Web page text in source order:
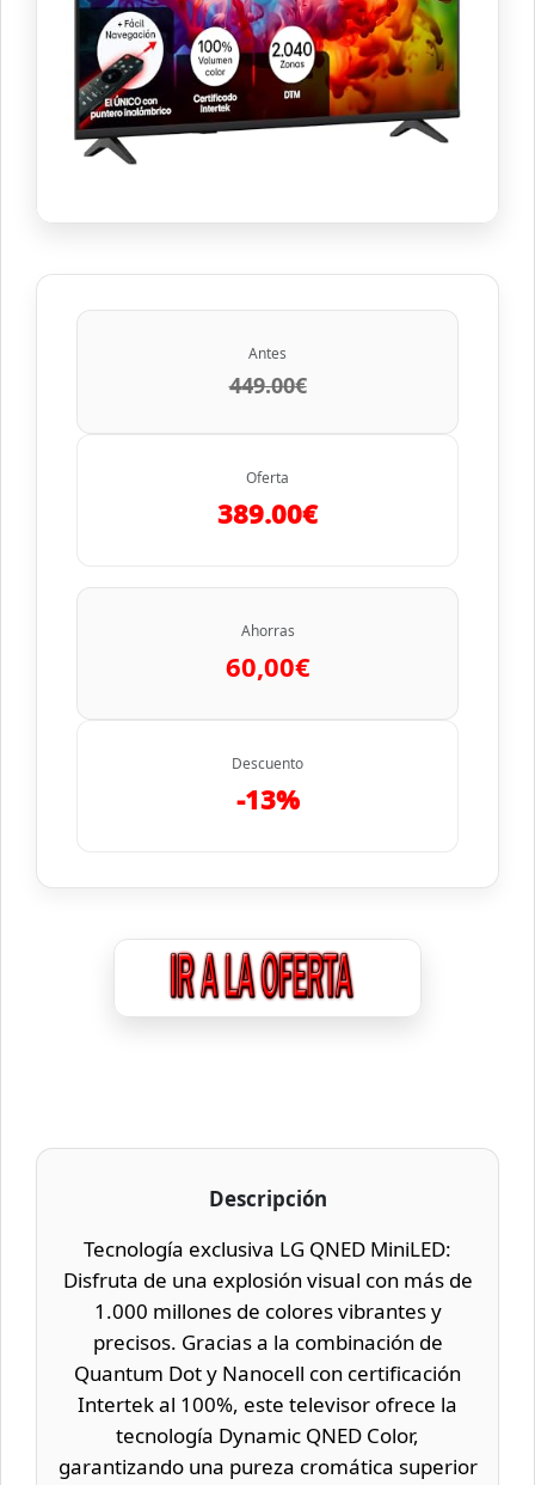
Antes
449.00€
Oferta
389.00€
Ahorras
60,00€
Descuento
-13%
Descripción
Tecnología exclusiva LG QNED MiniLED:
Disfruta de una explosión visual con más de
1.000 millones de colores vibrantes y
precisos. Gracias a la combinación de
Quantum Dot y Nanocell con certificación
Intertek al 100%, este televisor ofrece la
tecnología Dynamic QNED Color,
garantizando una pureza cromática superior